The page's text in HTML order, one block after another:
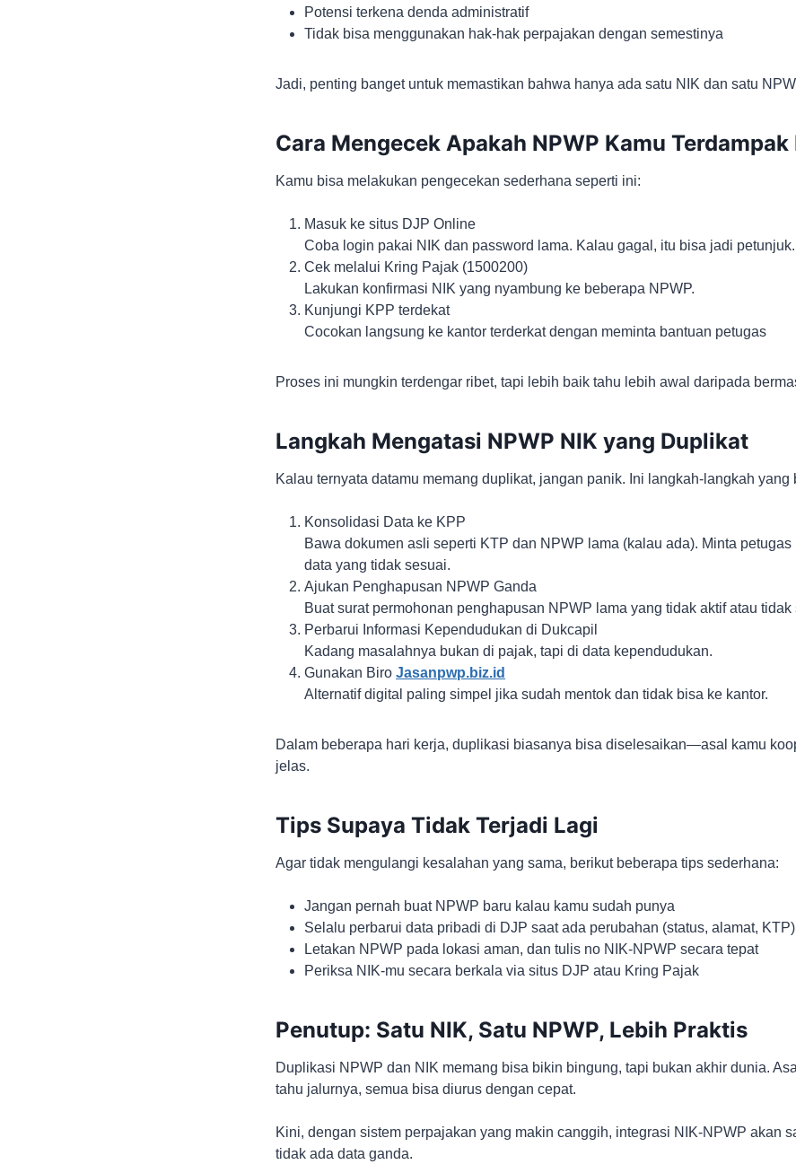
Potensi terkena denda administratif
Tidak bisa menggunakan hak-hak perpajakan dengan semestinya
Jadi, penting banget untuk memastikan bahwa hanya ada satu NIK dan satu
Cara Mengecek Apakah NPWP Kamu
Kamu bisa melakukan pengecekan sederhana seperti ini:
Masuk ke situs DJP Online
Coba login pakai NIK dan password lama. Kalau gagal, itu bisa jadi petunjuk.
Cek melalui Kring Pajak (1500200)
Lakukan konfirmasi NIK yang nyambung ke beberapa NPWP.
Kunjungi KPP terdekat
Cocokan langsung ke kantor terderkat dengan meminta bantuan petugas
Proses ini mungkin terdengar ribet, tapi lebih baik tahu lebih awal daripada
Langkah Mengatasi NPWP NIK yang Duplikat
Kalau ternyata datamu memang duplikat, jangan panik. Ini langkah-langkah yang
Konsolidasi Data ke KPP
Bawa dokumen asli seperti KTP dan NPWP lama (kalau ada). Minta
data yang tidak sesuai.
Ajukan Penghapusan NPWP Ganda
Buat surat permohonan penghapusan NPWP lama yang tidak aktif atau tidak
Perbarui Informasi Kependudukan di Dukcapil
Kadang masalahnya bukan di pajak, tapi di data kependudukan.
Gunakan Biro Jasanpwp.biz.id
Alternatif digital paling simpel jika sudah mentok dan tidak bisa ke kantor.
Dalam beberapa hari kerja, duplikasi biasanya bisa diselesaikan—asal kamu
jelas.
Tips Supaya Tidak Terjadi Lagi
Agar tidak mengulangi kesalahan yang sama, berikut beberapa tips sederhana:
Jangan pernah buat NPWP baru kalau kamu sudah punya
Selalu perbarui data pribadi di DJP saat ada perubahan (status, alamat, KTP)
Letakan NPWP pada lokasi aman, dan tulis no NIK-NPWP secara tepat
Periksa NIK-mu secara berkala via situs DJP atau Kring Pajak
Penutup: Satu NIK, Satu NPWP, Lebih Praktis
Duplikasi NPWP dan NIK memang bisa bikin bingung, tapi bukan akhir dunia.
tahu jalurnya, semua bisa diurus dengan cepat.
Kini, dengan sistem perpajakan yang makin canggih, integrasi NIK-NPWP akan
tidak ada data ganda.